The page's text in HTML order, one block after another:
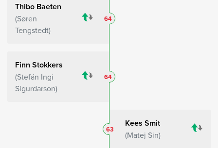
Thibo Baeten
Søren
Tengstedt
64
Finn Stokkers
Stefán Ingi
Sigurdarson
64
Kees Smit
Matej Sin
63